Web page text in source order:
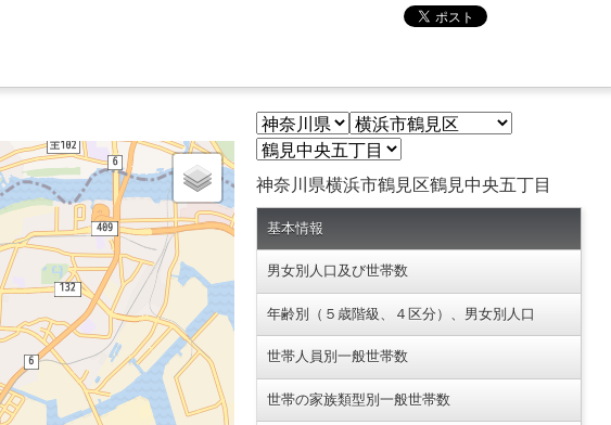
神奈川県横浜市鶴見区鶴見中央五丁目
基本情報
男女別人口及び世帯数
年齢別（５歳階級、４区分）、男女別人口
世帯人員別一般世帯数
世帯の家族類型別一般世帯数